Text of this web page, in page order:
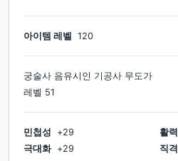
아이템 레벨 120
궁술사 음유시인 기공사 무도가
레벨 51
민첩성 +29 활력
극대화 +29 직격